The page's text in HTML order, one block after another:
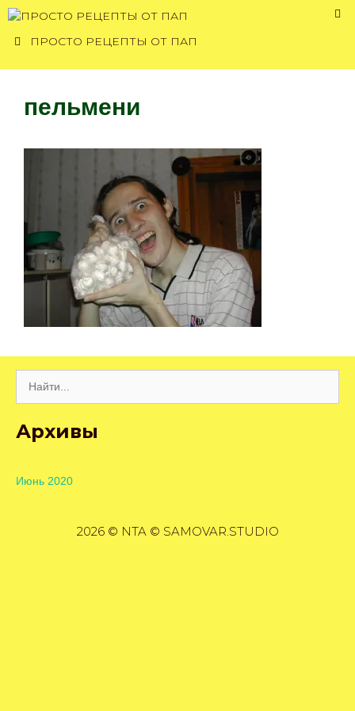
Перейти
содержимому
ПРОСТО РЕЦЕПТЫ ОТ ПАП
пельмени
Архивы
Июнь 2020
2026 © NTA © SAMOVAR.STUDIO